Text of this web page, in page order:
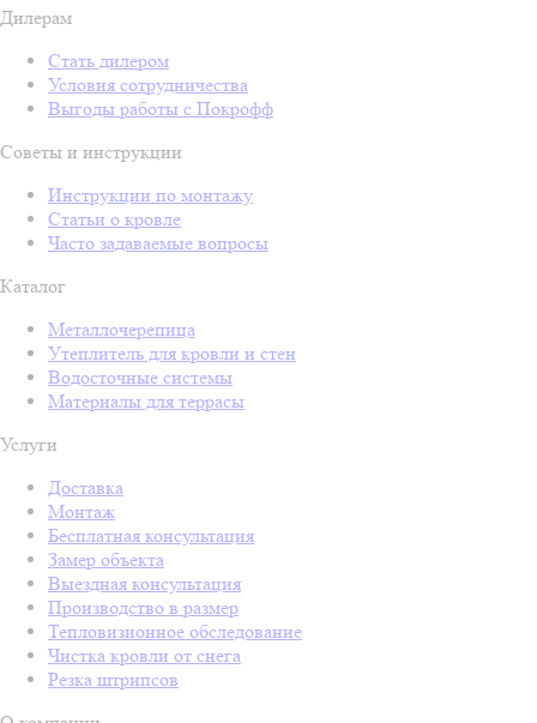
Дилерам
Стать дилером
Условия сотрудничества
Выгоды работы с Покрофф
Советы и инструкции
Инструкции по монтажу
Статьи о кровле
Часто задаваемые вопросы
Каталог
Металлочерепица
Утеплитель для кровли и стен
Водосточные системы
Материалы для террасы
Услуги
Доставка
Монтаж
Бесплатная консультация
Замер объекта
Выездная консультация
Производство в размер
Тепловизионное обследование
Чистка кровли от снега
Резка штрипсов